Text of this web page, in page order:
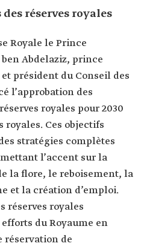
réserves royales
Royale le Prince
Abdelaziz, prince
président du Conseil des
l’approbation des
royales pour 2030
royales. Ces objectifs
stratégies complètes
l’accent sur la
la flore, le reboisement, la
et la création d’emploi.
réserves royales
du Royaume en
réservation de